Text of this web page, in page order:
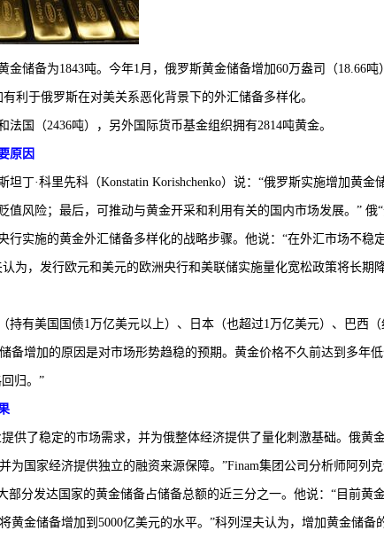
备为1843吨。今年1月，俄罗斯黄金储备增加60万盎司（18.66吨
利于俄罗斯在对美关系恶化背景下的外汇储备多样化。
国（2436吨），另外国际货币基金组织拥有2814吨黄金。
原因
·科里先科（Konstatin Korishchenko）说：“俄罗斯实施增加黄金
风险；最后，可推动与黄金开采和利用有关的国内市场发展。” 俄
实施的黄金外汇储备多样化的战略步骤。他说：“在外汇市场不稳
为，发行欧元和美元的欧洲央行和美联储实施量化宽松政策将长期
有美国国债1万亿美元以上）、日本（也超过1万亿美元）、巴西（
备增加的原因是对市场形势趋稳的预期。黄金价格不久前达到多年低
归。”
了稳定的市场需求，并为俄整体经济提供了量化刺激基础。俄黄
国家经济提供独立的融资来源保障。”Finam集团公司分析师阿列
部分发达国家的黄金储备占储备总额的近三分之一。他说：“目前黄
金储备增加到5000亿美元的水平。”科列涅夫认为，增加黄金储备